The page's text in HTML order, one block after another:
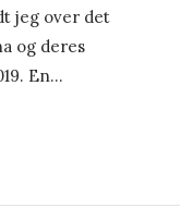
jeg over det
og deres
En…